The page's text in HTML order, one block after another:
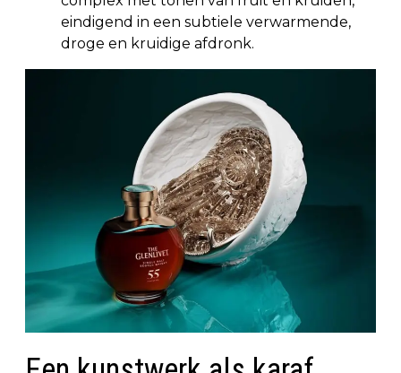
eindigend in een subtiele verwarmende,
droge en kruidige afdronk.